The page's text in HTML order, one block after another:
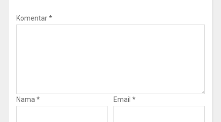
Komentar*
Nama * Email *